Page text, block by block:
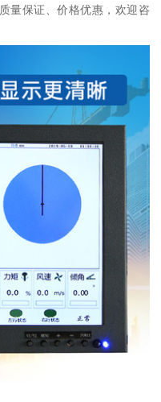
量保证、价格优惠，欢迎咨